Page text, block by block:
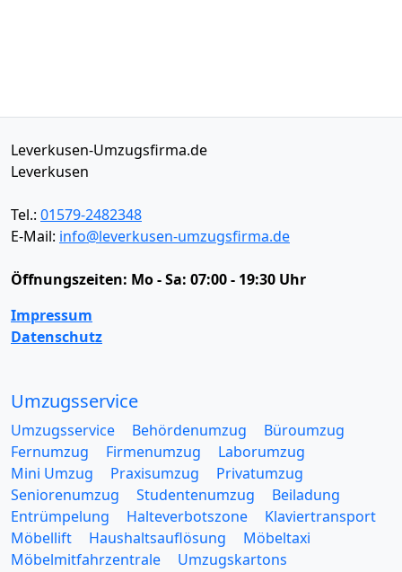
Leverkusen-Umzugsfirma.de
Leverkusen
Tel.: 01579-2482348
E-Mail: info@leverkusen-umzugsfirma.de
Öffnungszeiten: Mo - Sa: 07:00 - 19:30 Uhr
Impressum
Datenschutz
Umzugsservice
Umzugsservice Behördenumzug
Büroumzug
Fernumzug
Firmenumzug
Laborumzug
Mini Umzug
Praxisumzug
Privatumzug
Seniorenumzug
Studentenumzug
Beiladung
Entrümpelung
Halteverbotszone
Klaviertransport
Möbellift
Haushaltsauflösung
Möbeltaxi
Möbelmitfahrzentrale
Umzugskartons